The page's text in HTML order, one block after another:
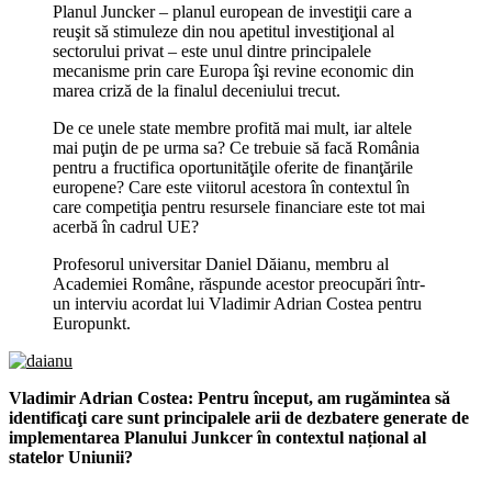
Planul Juncker – planul european de investiţii care a
reuşit să stimuleze din nou apetitul investiţional al
sectorului privat – este unul dintre principalele
mecanisme prin care Europa îşi revine economic din
marea criză de la finalul deceniului trecut.
De ce unele state membre profită mai mult, iar altele
mai puţin de pe urma sa? Ce trebuie să facă România
pentru a fructifica oportunităţile oferite de finanţările
europene? Care este viitorul acestora în contextul în
care competiţia pentru resursele financiare este tot mai
acerbă în cadrul UE?
Profesorul universitar Daniel Dăianu, membru al
Academiei Române, răspunde acestor preocupări într-
un interviu acordat lui Vladimir Adrian Costea pentru
Europunkt.
Vladimir Adrian Costea: Pentru început, am rugămintea să
identificaţi care sunt principalele arii de dezbatere generate de
implementarea Planului Junkcer în contextul național al
statelor Uniunii?